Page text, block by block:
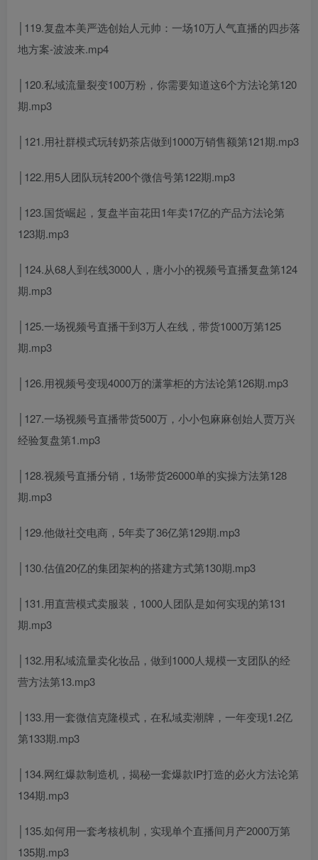
│119.复盘本美严选创始人元帅：一场10万人气直播的四步落
地方案-波波来.mp4
│120.私域流量裂变100万粉，你需要知道这6个方法论第120
期.mp3
│121.用社群模式玩转奶茶店做到1000万销售额第121期.mp3
│122.用5人团队玩转200个微信号第122期.mp3
│123.国货崛起，复盘半亩花田1年卖17亿的产品方法论第
123期.mp3
│124.从68人到在线3000人，唐小小的视频号直播复盘第124
期.mp3
│125.一场视频号直播干到3万人在线，带货1000万第125
期.mp3
│126.用视频号变现4000万的潇掌柜的方法论第126期.mp3
│127.一场视频号直播带货500万，小小包麻麻创始人贾万兴
经验复盘第1.mp3
│128.视频号直播分销，1场带货26000单的实操方法第128
期.mp3
│129.他做社交电商，5年卖了36亿第129期.mp3
│130.估值20亿的集团架构的搭建方式第130期.mp3
│131.用直营模式卖服装，1000人团队是如何实现的第131
期.mp3
│132.用私域流量卖化妆品，做到1000人规模一支团队的经
营方法第13.mp3
│133.用一套微信克隆模式，在私域卖潮牌，一年变现1.2亿
第133期.mp3
│134.网红爆款制造机，揭秘一套爆款IP打造的必火方法论第
134期.mp3
│135.如何用一套考核机制，实现单个直播间月产2000万第
135期.mp3